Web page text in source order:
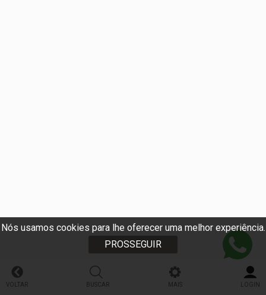
Nós usamos cookies para lhe oferecer uma melhor experiência.
PROSSEGUIR
VOLTAR BUSCAR MAIS LOGIN